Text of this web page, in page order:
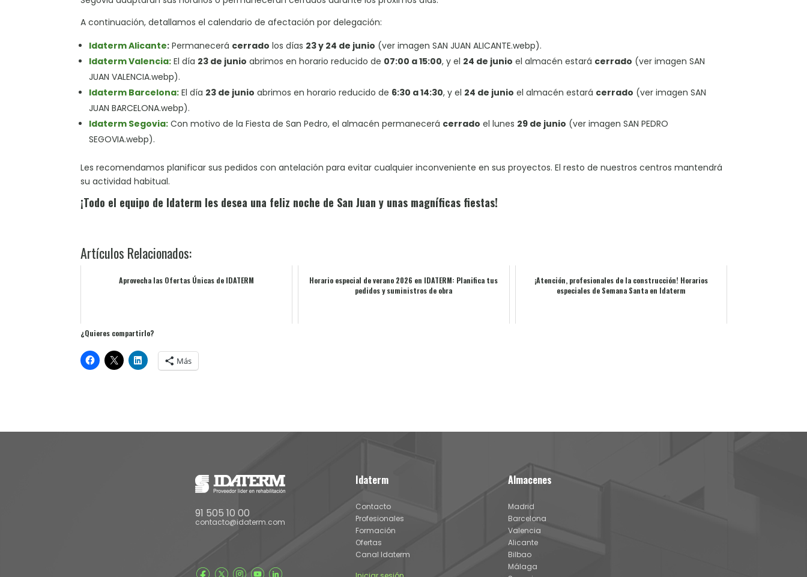
A continuación, detallamos el calendario de afectación por delegación:
Idaterm Alicante: Permanecerá cerrado los días 23 y 24 de junio (ver imagen SAN JUAN ALICANTE.webp).
Idaterm Valencia: El día 23 de junio abrimos en horario reducido de 07:00 a 15:00, y el 24 de junio el almacén estará cerrado (ver imagen SAN
JUAN VALENCIA.webp).
Idaterm Barcelona: El día 23 de junio abrimos en horario reducido de 6:30 a 14:30, y el 24 de junio el almacén estará cerrado (ver imagen SAN
JUAN BARCELONA.webp).
Idaterm Segovia: Con motivo de la Fiesta de San Pedro, el almacén permanecerá cerrado el lunes 29 de junio (ver imagen SAN PEDRO
SEGOVIA.webp).
Les recomendamos planificar sus pedidos con antelación para evitar cualquier inconveniente en sus proyectos. El resto de nuestros centros mantendrá
su actividad habitual.
¡Todo el equipo de Idaterm les desea una feliz noche de San Juan y unas magníficas fiestas!
Artículos Relacionados:
Aprovecha las Ofertas Únicas de IDATERM
Horario especial de verano 2026 en IDATERM: Planifica tus
pedidos y suministros de obra
¡Atención, profesionales de la construcción! Horarios
especiales de Semana Santa en Idaterm
¿Quieres compartirlo?
Más
91 505 10 00
contacto@idaterm.com
Idaterm
Contacto
Profesionales
Formación
Ofertas
Canal Idaterm
Almacenes
Madrid
Barcelona
Valencia
Alicante
Bilbao
Málaga